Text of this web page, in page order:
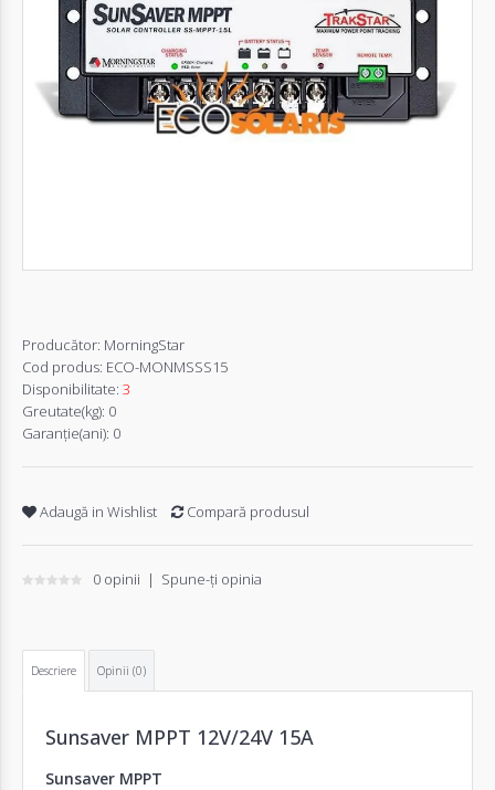
Autentifică-
Înregistrează-
Producător: MorningStar
Cod produs: ECO-MONMSSS15
Disponibilitate: 3
Greutate(kg): 0
Garanţie(ani): 0
Adaugă in Wishlist Compară produsul
0 opinii | Spune-ţi opinia
Descriere Opinii (0)
Sunsaver MPPT 12V/24V 15A
Sunsaver MPPT